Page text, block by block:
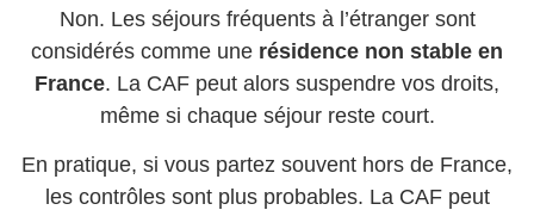
Non. Les séjours fréquents à l’étranger sont
considérés comme une résidence non stable en
France. La CAF peut alors suspendre vos droits,
même si chaque séjour reste court.
En pratique, si vous partez souvent hors de France,
les contrôles sont plus probables. La CAF peut